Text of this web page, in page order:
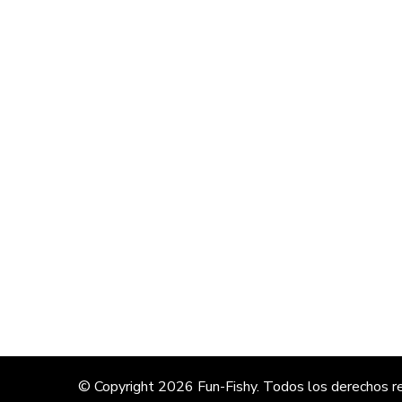
© Copyright 2026 Fun-Fishy. Todos los derechos